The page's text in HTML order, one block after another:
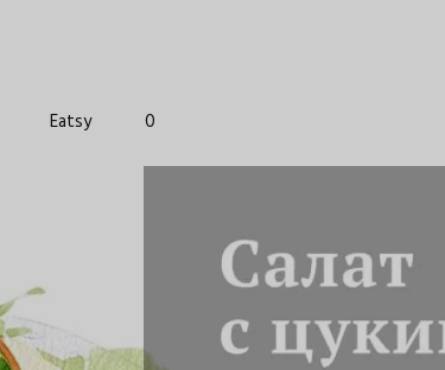
Eatsy 0